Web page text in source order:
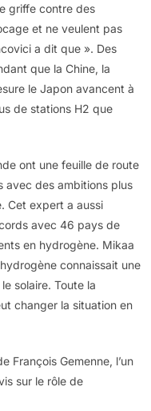
griffe contre des
et ne veulent pas
a dit que ». Des
que la Chine, la
le Japon avancent à
de stations H2 que
ont une feuille de route
avec des ambitions plus
Cet expert a aussi
avec 46 pays de
en hydrogène. Mikaa
connaissait une
solaire. Toute la
changer la situation en
François Gemenne, l’un
sur le rôle de